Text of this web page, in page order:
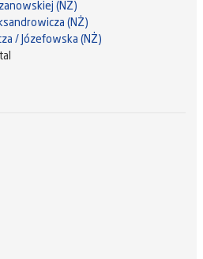
(NŻ)
(NŻ)
/ Józefowska (NŻ)